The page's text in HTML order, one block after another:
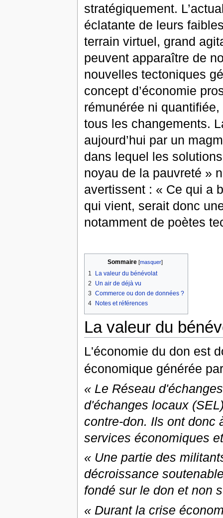
stratégiquement.
éclatante de leurs
terrain virtuel, grand
peuvent apparaître de
nouvelles tectoniques
concept d’économie
rémunérée ni
tous les changements.
aujourd’hui par un
dans lequel les
noyau de la pauvreté »
avertissent : « Ce qui a
qui vient, serait donc
notamment de poètes
Sommaire [masquer]
1
La valeur du bénévolat
2
Un air de déjà vu
3 Commerce ou don de données ?
4
Notes et références
La valeur du
L'économie du don est
économique générée
« Le Réseau
d'échanges locaux
contre-don. Ils ont donc
services économiques
« Une partie des
décroissance
fondé sur le don et non
« Durant la crise